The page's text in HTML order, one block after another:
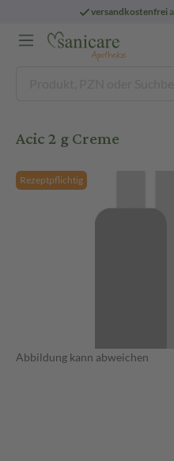
versandkostenfrei
Acic 2 g Creme
Rezeptpflichtig
Abbildung kann abweichen